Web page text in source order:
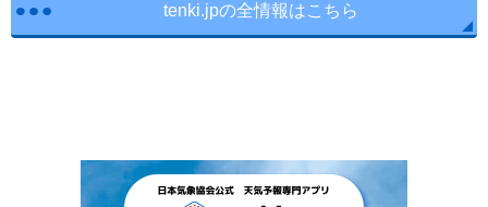
tenki.jpの全情報はこちら